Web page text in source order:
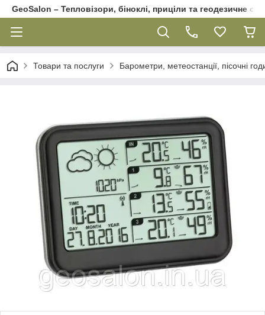
GeoSalon – Тепловізори, біноклі, приціли та геодезичне
Товари та послуги Барометри, метеостанції, пісочні